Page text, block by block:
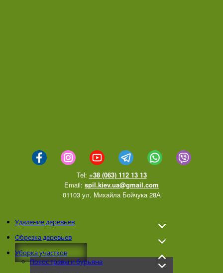
Tel: +38 (063) 112 13 13
Email: spil.kiev.ua@gmail.com
01103 ул. Михайла Бойчука 28А
Удаление деревьев
Обрезка деревьев
Уборка участков
Покос травы и бурьяна